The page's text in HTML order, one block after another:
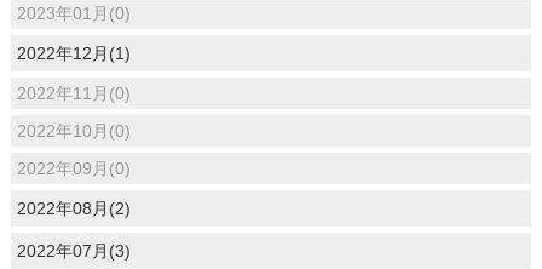
2023年01月(0)
2022年12月(1)
2022年11月(0)
2022年10月(0)
2022年09月(0)
2022年08月(2)
2022年07月(3)